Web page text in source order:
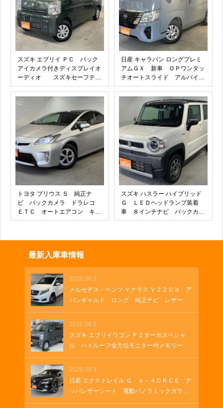
スズキ エブリイ ＰＣ バック
アイカメラ付きディスプレイオ
ーディオ スズキセーフティ
サポート Ｂｌｕｅｔｏｏｔ
ｈ シートヒーター キーレ
ス ＵＳＢソケット
日産 キャラバン ロングプレミ
アムＧＸ 新車 ＯＰワンタッ
チオートスライド アルパイン
１１インチナビ アルパイン連
動前後ドラレコ デジタルミラ
ー アラウンドビューモニタ
ー ＥＴＣ ＨＤＭＩ ＵＳ
Ｂ バックドアオートクロージ
トヨタ プリウス Ｓ 純正ナ
ビ バックカメラ ドラレコ
ＥＴＣ オートエアコン キー
フリー プッシュスタート ス
スズキ ハスラー ハイブリッド
Ｇ ＬＥＤヘッドランプ装着
車 ８インチナビ バックカメ
ラ ＥＴＣ クルーズコントロ
ラレコ ステアリングリモコ
最新入庫車情報
2026.08.5
メルセデス・ベンツ Ｖクラス Ｖ２２０ｄ ア
バンギャルド ロング 純正ナビ レザーシ
ート 両側パワースライド 電動シート ブ
ルメスターサウンド フルセグＴＶ 純正１
９インチアルミホイール クルーズコントロ
ール パドルシフト パワーゲート ＵＳＢ
2026.08.5
スズキ エブリイワゴン ＰＺターボスペシャ
ル ハイルーフ全方位モニター付メモリーナ
ビ 全方位モニター付きナビゲーション Ｈ
ＤＭＩ ＵＳＢソケット ステアリングヒー
ター 両側パワースライド オートステッ
プ オートステップ クルーズコントロー
2026.08.5
日産 エクストレイル Ｇ ｅ－４ＯＲＣＥ ナ
ッパレザーシート 電動パノラミックガラス
ルーフ 純正１２．３インチナビ ＥＴＣ